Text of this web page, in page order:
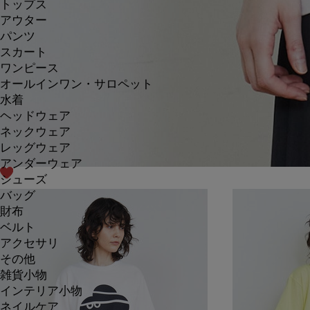
トップス
アウター
パンツ
スカート
ワンピース
オールインワン・サロペット
水着
ヘッドウェア
ネックウェア
レッグウェア
アンダーウェア
シューズ
バッグ
財布
ベルト
アクセサリ
その他
雑貨小物
インテリア小物
ネイルケア